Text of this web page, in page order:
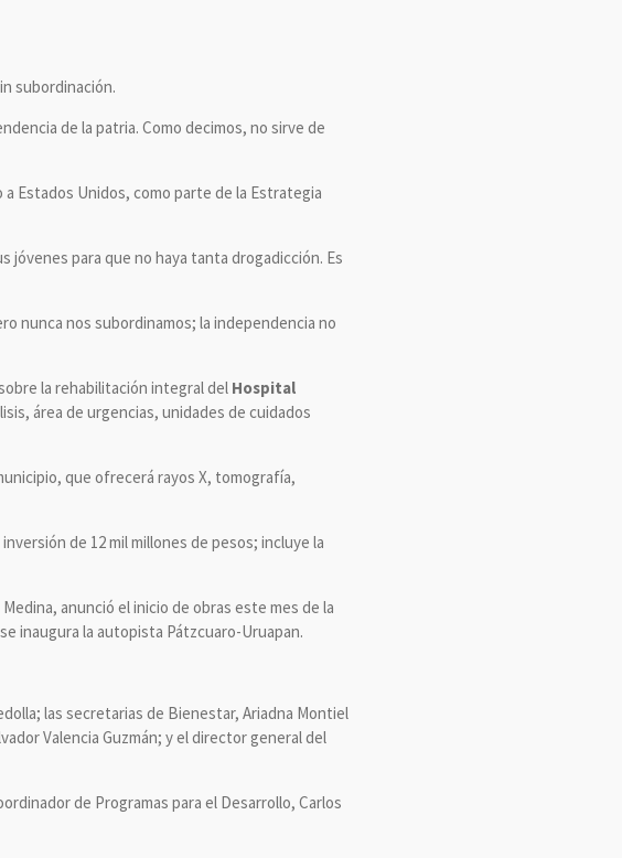
subordinación.
de la patria. Como decimos, no sirve de
Estados Unidos, como parte de la Estrategia
jóvenes para que no haya tanta drogadicción. Es
nunca nos subordinamos; la independencia no
la rehabilitación integral del Hospital
área de urgencias, unidades de cuidados
que ofrecerá rayos X, tomografía,
de 12 mil millones de pesos; incluye la
anunció el inicio de obras este mes de la
inaugura la autopista Pátzcuaro-Uruapan.
las secretarias de Bienestar, Ariadna Montiel
Valencia Guzmán; y el director general del
de Programas para el Desarrollo, Carlos